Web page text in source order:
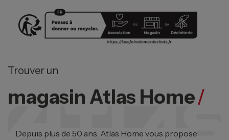
Trouver un
magasin Atlas Home/
Depuis plus de 50 ans, Atlas Home vous propose